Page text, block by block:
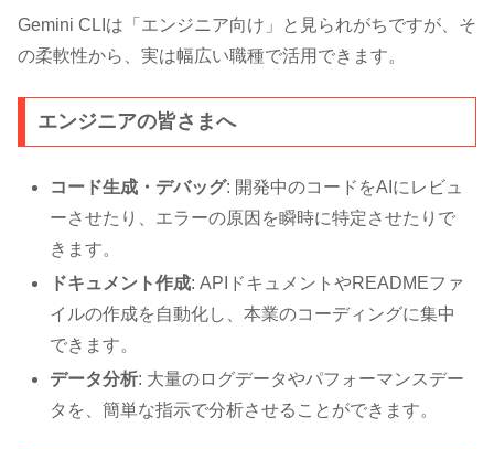
Gemini CLIは「エンジニア向け」と見られがちですが、そ
の柔軟性から、実は幅広い職種で活用できます。
エンジニアの皆さまへ
コード生成・デバッグ: 開発中のコードをAIにレビュ
ーさせたり、エラーの原因を瞬時に特定させたりで
きます。
ドキュメント作成: APIドキュメントやREADMEファ
イルの作成を自動化し、本業のコーディングに集中
できます。
データ分析: 大量のログデータやパフォーマンスデー
タを、簡単な指示で分析させることができます。